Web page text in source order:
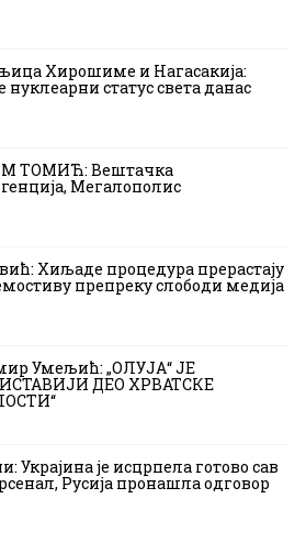
Хирошиме и Нагасакија:
нуклеарни статус света данас
ТОМИЋ: Вештачка
Мегалополис
Хиљаде процедура прерастају
препреку слободи медија
Умељић: „ОЛУЈА“ ЈЕ
ДЕО ХРВАТСКЕ
Украјина је исцрпела готово сав
Русија пронашла одговор